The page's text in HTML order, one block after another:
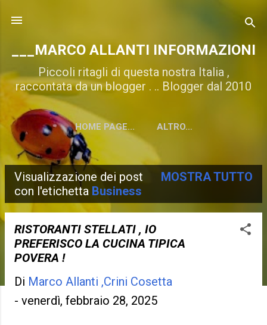
___MARCO ALLANTI INFORMAZIONI
Piccoli ritagli di questa nostra Italia ,
raccontata da un blogger . .. Blogger dal 2010
HOME PAGE... ALTRO…
P
o
Visualizzazione dei post
con l'etichetta Business
MOSTRA TUTTO
RISTORANTI STELLATI , IO
PREFERISCO LA CUCINA TIPICA
POVERA !
Di Marco Allanti ,Crini Cosetta
- venerdì, febbraio 28, 2025